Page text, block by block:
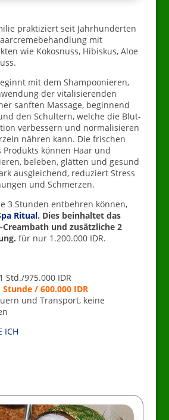
praktiziert seit Jahrhunderten
mit
wie Kokosnuss, Hibiskus, Aloe
mit dem Shampoonieren,
der vitalisierenden
sanften Massage, beginnend
den Schultern, welche die Blut-
verbessern und normalisieren
nähren kann. Die frischen
Produkts können Haar und
beleben, glätten und gesund
ausgleichend, reduziert Stress
und Schmerzen.
3 Stunden entbehren können,
Ritual. Dies beinhaltet das
Creambath und zusätzliche 2
für nur 1.200.000 IDR.
Std./975.000 IDR
/ 600.000 IDR
und Transport, keine
ICH